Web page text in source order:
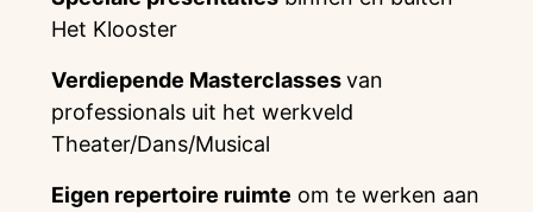
Het Klooster
Verdiepende Masterclassesvan
professionals uit het werkveld
Theater/Dans/Musical
Eigen repertoire ruimte om te werken aan